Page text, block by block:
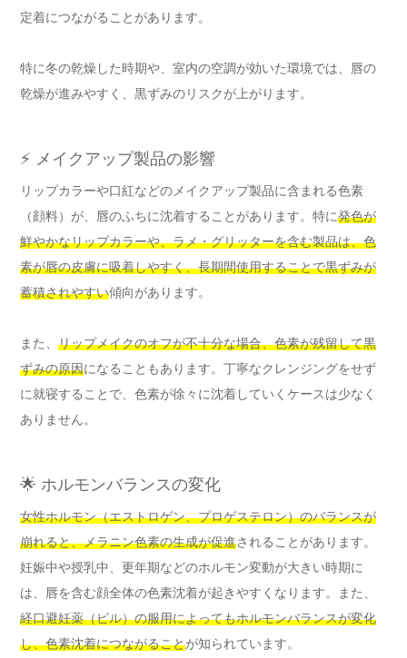
定着につながることがあります。
特に冬の乾燥した時期や、室内の空調が効いた環境では、唇の
乾燥が進みやすく、黒ずみのリスクが上がります。
⚡ メイクアップ製品の影響
リップカラーや口紅などのメイクアップ製品に含まれる色素
（顔料）が、唇のふちに沈着することがあります。特に発色が
鮮やかなリップカラーや、ラメ・グリッターを含む製品は、色
素が唇の皮膚に吸着しやすく、長期間使用することで黒ずみが
蓄積されやすい傾向があります。
また、 リップメイクのオフが不十分な場合、色素が残留して黒
ずみの原因になることもあります。丁寧なクレンジングをせず
に就寝することで、色素が徐々に沈着していくケースは少なく
ありません。
🌟 ホルモンバランスの変化
女性ホルモン（エストロゲン、プロゲステロン）のバランスが
崩れると、メラニン色素の生成が促進されることがあります。
妊娠中や授乳中、更年期などのホルモン変動が大きい時期に
は、唇を含む顔全体の色素沈着が起きやすくなります。また、
経口避妊薬（ピル）の服用によってもホルモンバランスが変化
し、色素沈着につながることが知られています。